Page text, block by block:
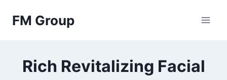
FM Group
Rich Revitalizing Facial